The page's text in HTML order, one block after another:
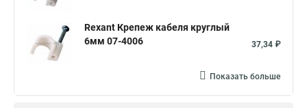
Хомут кабельный
Крепление кабель канала
Хомуты обжимные металлические
Хомут нейлоновый
Rexant Крепеж кабеля круглый
6мм 07-4006
37,34 ₽
Показать больше